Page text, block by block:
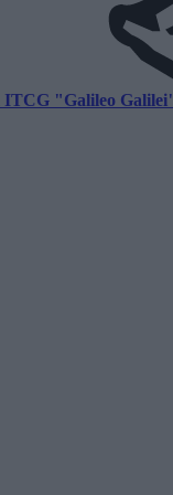
ITCG "Galileo